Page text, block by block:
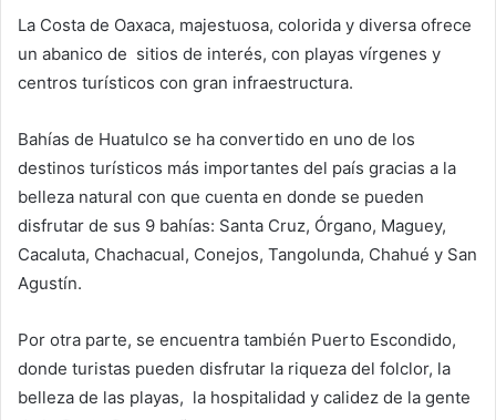
La Costa de Oaxaca, majestuosa, colorida y diversa ofrece
un abanico de sitios de interés, con playas vírgenes y
centros turísticos con gran infraestructura.
Bahías de Huatulco se ha convertido en uno de los
destinos turísticos más importantes del país gracias a la
belleza natural con que cuenta en donde se pueden
disfrutar de sus 9 bahías: Santa Cruz, Órgano, Maguey,
Cacaluta, Chachacual, Conejos, Tangolunda, Chahué y San
Agustín.
Por otra parte, se encuentra también Puerto Escondido,
donde turistas pueden disfrutar la riqueza del folclor, la
belleza de las playas, la hospitalidad y calidez de la gente